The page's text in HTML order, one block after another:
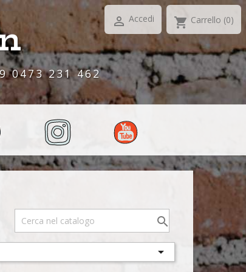
 Accedi shopping_cart Carrello (0)
0473 231 462

